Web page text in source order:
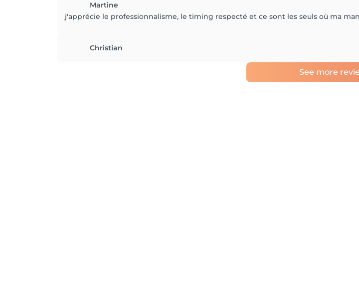
Martine
j'apprécie le professionnalisme, le timing respecté et ce sont les seuls où ma
Christian
See more